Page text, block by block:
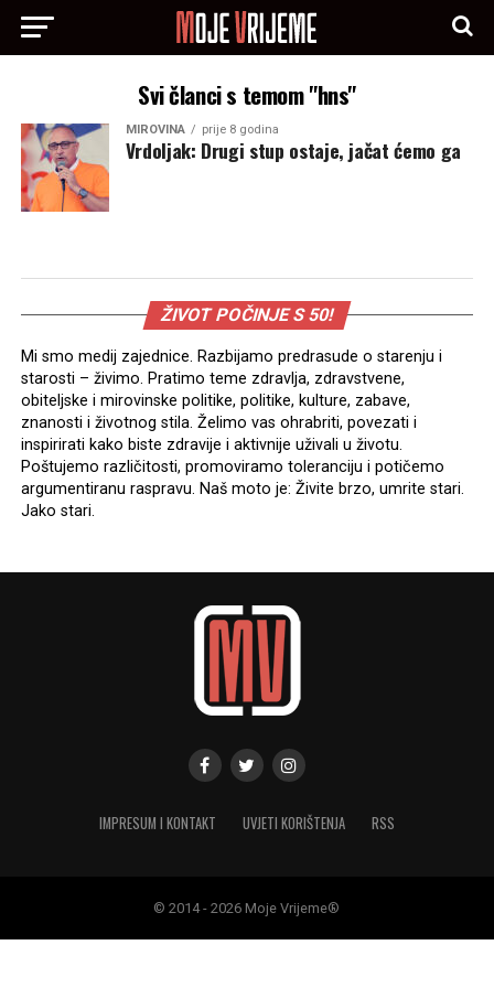
Svi članci s temom "hns"
MIROVINA prije 8 godina
Vrdoljak: Drugi stup ostaje, jačat ćemo ga
ŽIVOT POČINJE S 50!
Mi smo medij zajednice. Razbijamo predrasude o starenju i
starosti – živimo. Pratimo teme zdravlja, zdravstvene,
obiteljske i mirovinske politike, politike, kulture, zabave,
znanosti i životnog stila. Želimo vas ohrabriti, povezati i
inspirirati kako biste zdravije i aktivnije uživali u životu.
Poštujemo različitosti, promoviramo toleranciju i potičemo
argumentiranu raspravu. Naš moto je: Živite brzo, umrite stari.
Jako stari.
IMPRESUM I KONTAKT UVJETI KORIŠTENJA RSS
© 2014 - 2026 Moje Vrijeme®